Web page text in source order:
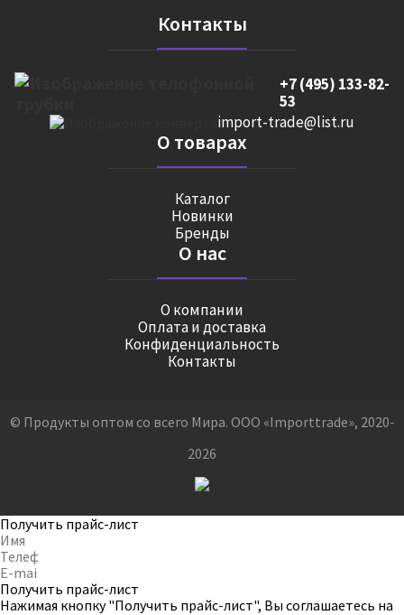
Контакты
+7 (495) 133-82-
53
import-trade@list.ru
О товарах
Каталог
Новинки
Бренды
О нас
О компании
Оплата и доставка
Конфиденциальность
Контакты
© Продукты оптом со всего Мира. ООО «Importtrade», 2020-
2026
Получить прайс-лист
Получить прайс-лист
Нажимая кнопку "Получить прайс-лист", Вы соглашаетесь на